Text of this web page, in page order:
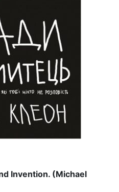
Invention. (Michael